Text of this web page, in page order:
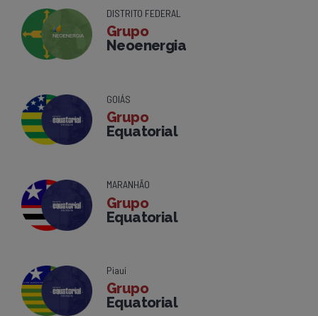
DISTRITO FEDERAL
Grupo
Neoenergia
GOIÁS
Grupo
Equatorial
MARANHÃO
Grupo
Equatorial
Piauí
Grupo
Equatorial